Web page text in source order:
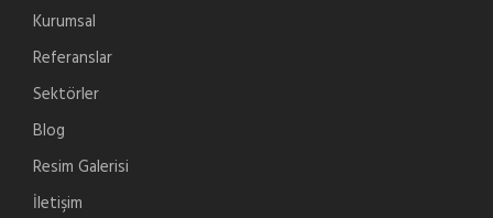
Kurumsal
Referanslar
Sektörler
Blog
Resim Galerisi
İletişim